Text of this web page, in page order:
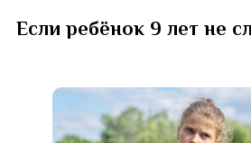
Если ребёнок 9 лет не